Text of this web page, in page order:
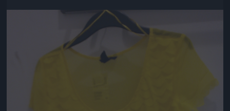
Jön még kép!